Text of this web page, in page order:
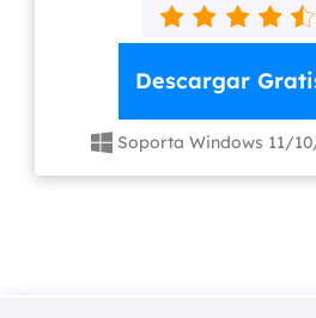
Descargar
Soporta Windows 11/